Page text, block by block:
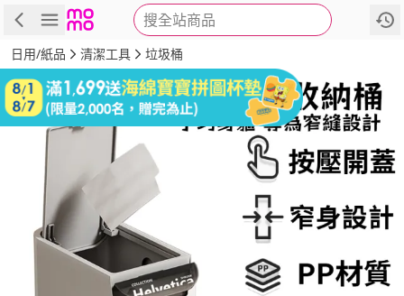
搜全站商品
商品 評價 詳情
日用/紙品 清潔工具 垃圾桶